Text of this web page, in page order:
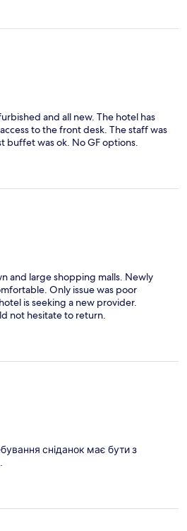
and all new. The hotel has
to the front desk. The staff was
buffet was ok. No GF options.
and large shopping malls. Newly
Only issue was poor
is seeking a new provider.
not hesitate to return.
сніданок має бути з